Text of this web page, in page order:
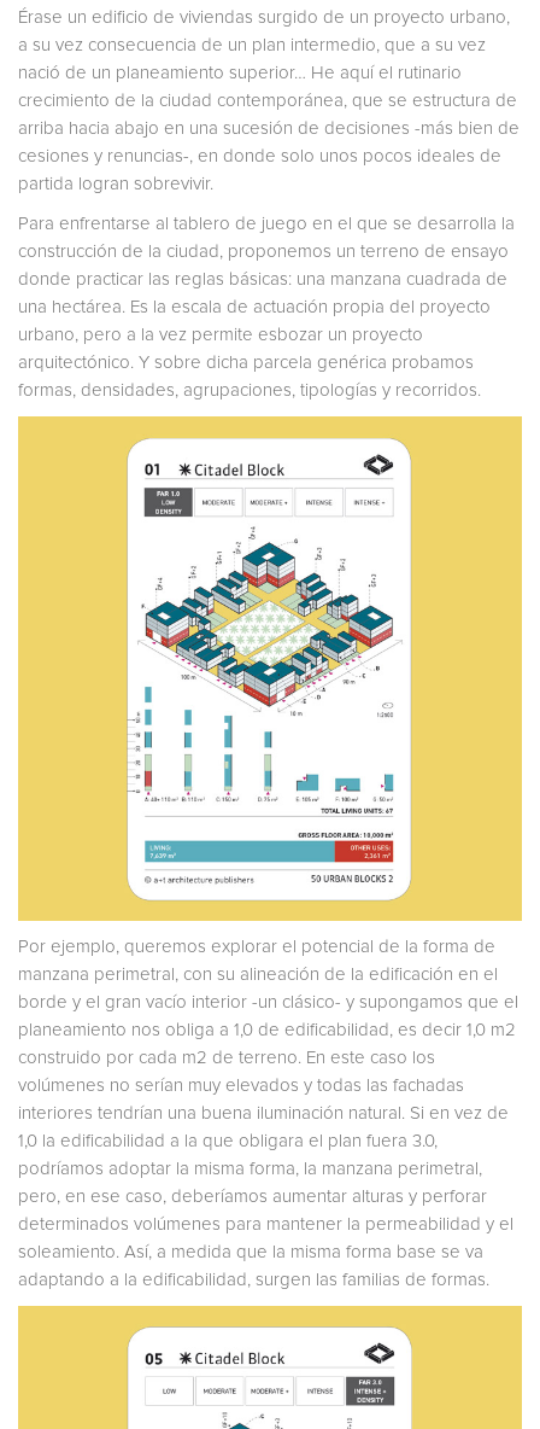
Érase un edificio de viviendas surgido de un proyecto urbano,
a su vez consecuencia de un plan intermedio, que a su vez
nació de un planeamiento superior… He aquí el rutinario
crecimiento de la ciudad contemporánea, que se estructura de
arriba hacia abajo en una sucesión de decisiones -más bien de
cesiones y renuncias-, en donde solo unos pocos ideales de
partida logran sobrevivir.
Para enfrentarse al tablero de juego en el que se desarrolla la
construcción de la ciudad, proponemos un terreno de ensayo
donde practicar las reglas básicas: una manzana cuadrada de
una hectárea. Es la escala de actuación propia del proyecto
urbano, pero a la vez permite esbozar un proyecto
arquitectónico. Y sobre dicha parcela genérica probamos
formas, densidades, agrupaciones, tipologías y recorridos.
Por ejemplo, queremos explorar el potencial de la forma de
manzana perimetral, con su alineación de la edificación en el
borde y el gran vacío interior -un clásico- y supongamos que el
planeamiento nos obliga a 1,0 de edificabilidad, es decir 1,0 m2
construido por cada m2 de terreno. En este caso los
volúmenes no serían muy elevados y todas las fachadas
interiores tendrían una buena iluminación natural. Si en vez de
1,0 la edificabilidad a la que obligara el plan fuera 3.0,
podríamos adoptar la misma forma, la manzana perimetral,
pero, en ese caso, deberíamos aumentar alturas y perforar
determinados volúmenes para mantener la permeabilidad y el
soleamiento. Así, a medida que la misma forma base se va
adaptando a la edificabilidad, surgen las familias de formas.